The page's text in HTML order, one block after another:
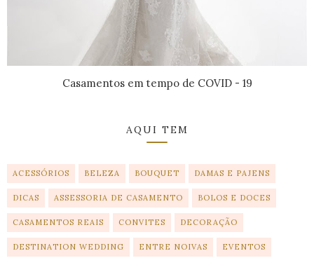
Casamentos em tempo de COVID - 19
AQUI TEM
ACESSÓRIOS BELEZA BOUQUET DAMAS E PAJENS
DICAS ASSESSORIA DE CASAMENTO BOLOS E DOCES
CASAMENTOS REAIS CONVITES DECORAÇÃO
DESTINATION WEDDING ENTRE NOIVAS EVENTOS